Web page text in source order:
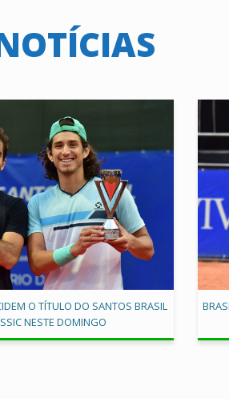
O TÍTULO DO SANTOS BRASIL
NESTE DOMINGO